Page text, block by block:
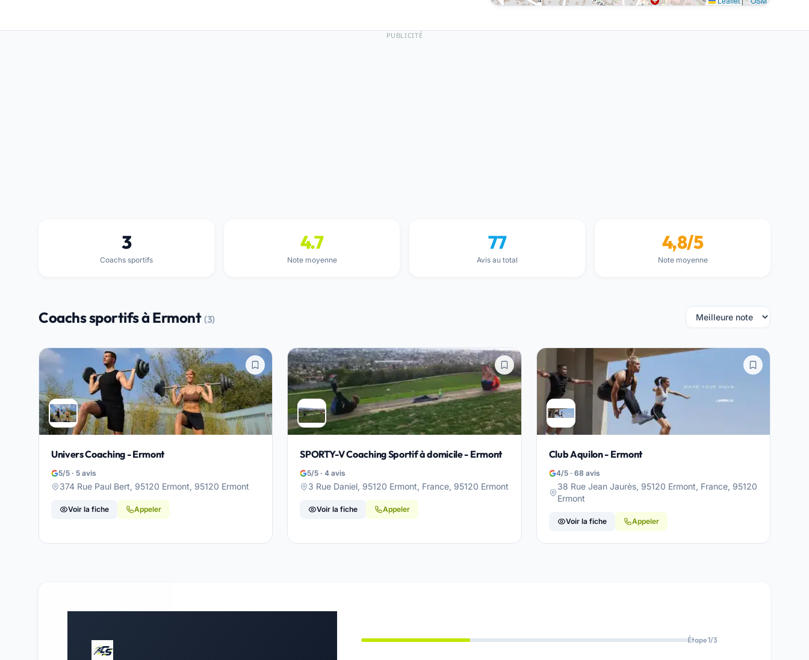
PUBLICITÉ
3
Coachs sportifs
4.7
Note moyenne
77
Avis au total
4,8/5
Note moyenne
Coachs sportifs à Ermont (3)
Univers Coaching - Ermont
5/5 · 5 avis
374 Rue Paul Bert, 95120 Ermont, 95120 Ermont
Voir la fiche Appeler
SPORTY-V Coaching Sportif à domicile - Ermont
5/5 · 4 avis
3 Rue Daniel, 95120 Ermont, France, 95120 Ermont
Voir la fiche Appeler
Club Aquilon - Ermont
4/5 · 68 avis
38 Rue Jean Jaurès, 95120 Ermont, France, 95120
Ermont
Voir la fiche Appeler
Étape 1/3